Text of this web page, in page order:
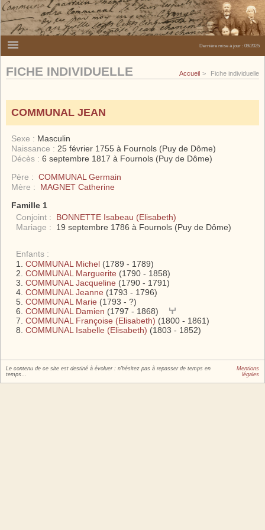
Dernière mise à jour : 09/2025
FICHE INDIVIDUELLE Accueil Fiche individuelle
COMMUNAL JEAN
Sexe : Masculin
Naissance : 25 février 1755 à Fournols (Puy de Dôme)
Décès : 6 septembre 1817 à Fournols (Puy de Dôme)
Père : COMMUNAL Germain
Mère :
MAGNET Catherine
Famille 1
Conjoint :
BONNETTE Isabeau (Elisabeth)
Mariage :
19 septembre 1786 à Fournols (Puy de Dôme)
Enfants :
COMMUNAL Michel (1789 - 1789)
COMMUNAL Marguerite (1790 - 1858)
COMMUNAL Jacqueline (1790 - 1791)
COMMUNAL Jeanne (1793 - 1796)
COMMUNAL Marie (1793 - ?)
COMMUNAL Damien (1797 - 1868)
COMMUNAL Françoise (Elisabeth) (1800 - 1861)
COMMUNAL Isabelle (Elisabeth) (1803 - 1852)
Le contenu de ce site est destiné à évoluer : n'hésitez pas à repasser de temps en
temps…
Mentions
légales